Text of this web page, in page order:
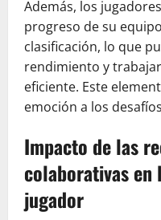
Además, los
progreso de su
clasificación, lo que
rendimiento y
eficiente. Este
emoción a los
Impacto de las
colaborativas en
jugador